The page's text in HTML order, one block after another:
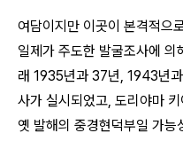
여담이지만 이곳이 본격적으
일제가 주도한 발굴조사에 의
래 1935년과 37년, 1943년
사가 실시되었고, 도리야마
옛 발해의 중경현덕부일 가능